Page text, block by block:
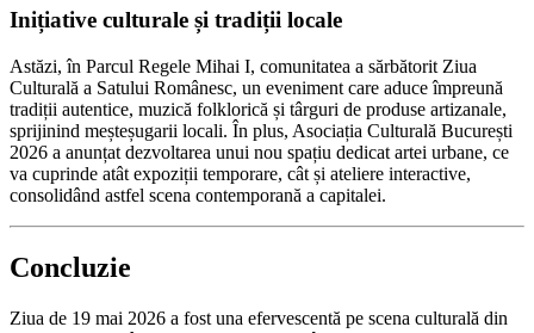
Inițiative culturale și tradiții locale
Astăzi, în Parcul Regele Mihai I, comunitatea a sărbătorit Ziua
Culturală a Satului Românesc, un eveniment care aduce împreună
tradiții autentice, muzică folklorică și târguri de produse artizanale,
sprijinind meșteșugarii locali. În plus, Asociația Culturală București
2026 a anunțat dezvoltarea unui nou spațiu dedicat artei urbane, ce
va cuprinde atât expoziții temporare, cât și ateliere interactive,
consolidând astfel scena contemporană a capitalei.
Concluzie
Ziua de 19 mai 2026 a fost una efervescentă pe scena culturală din